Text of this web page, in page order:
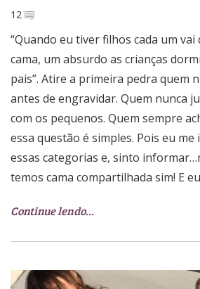
12
“Quando eu tiver filhos cada um
cama, um absurdo as crianças
pais”. Atire a primeira pedra quem
antes de engravidar. Quem nunca
com os pequenos. Quem sempre
essa questão é simples. Pois eu me
essas categorias e, sinto
temos cama compartilhada sim! E
Continue lendo…